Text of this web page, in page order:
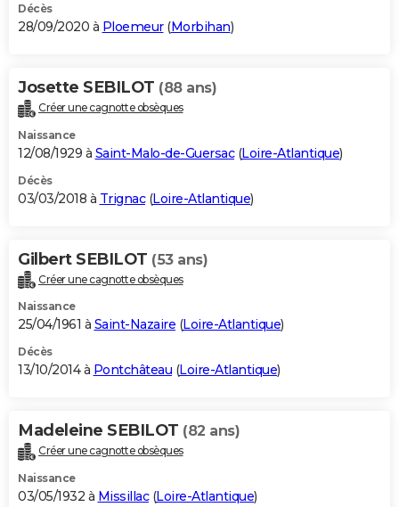
Décès
28/09/2020 à Ploemeur(Morbihan)
Josette SEBILOT (88 ans)
Créer une cagnotte obsèques
Naissance
12/08/1929 à Saint-Malo-de-Guersac(Loire-Atlantique)
Décès
03/03/2018 à Trignac(Loire-Atlantique)
Gilbert SEBILOT (53 ans)
Créer une cagnotte obsèques
Naissance
25/04/1961 à Saint-Nazaire (Loire-Atlantique)
Décès
13/10/2014 à Pontchâteau (Loire-Atlantique)
Madeleine SEBILOT (82 ans)
Créer une cagnotte obsèques
Naissance
03/05/1932 à Missillac(Loire-Atlantique)